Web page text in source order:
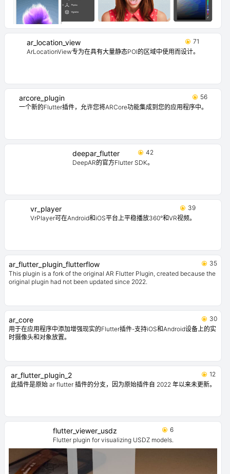
ar_location_view
71
ArLocationView专为在具有大量静态POI的区域中使用而设计。
arcore_plugin
56
一个新的Flutter插件，允许您将ARCore功能集成到您的应用程序中。
deepar_flutter
42
DeepAR的官方Flutter SDK。
vr_player
39
VrPlayer可在Android和iOS平台上平稳播放360°和VR视频。
ar_flutter_plugin_flutterflow
35
This plugin is a fork of the original AR Flutter Plugin, created because the
original plugin had not been updated since 2022.
ar_core
30
用于在应用程序中添加增强现实的Flutter插件-支持iOS和Android设备上的实
时摄像头和对象放置。
ar_flutter_plugin_2
12
此插件是原始 ar flutter 插件的分支，因为原始插件自 2022 年以来未更新。
flutter_viewer_usdz
6
Flutter plugin for visualizing USDZ models.